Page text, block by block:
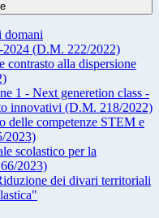
domani
(D.M. 222/2022)
contrasto alla dispersione
1 - Next generetion class -
innovativi (D.M. 218/2022)
delle competenze STEM e
2023)
scolastico per la
2023)
dei divari territoriali